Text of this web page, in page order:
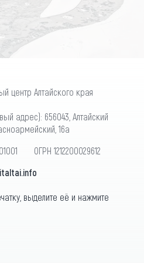
центр Алтайского края
адрес): 656043, Алтайский
16а
ОГРН 1212200029612
выделите её и нажмите